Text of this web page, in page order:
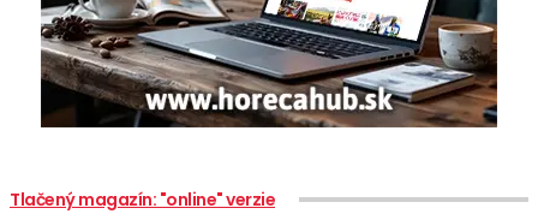
Tlačený magazín: "online" verzie